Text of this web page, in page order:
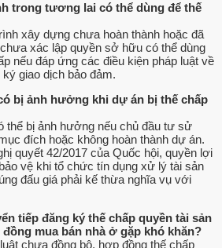
trong tương lai có thể dùng để thế
xây dựng chưa hoàn thành hoặc đã
xác lập quyền sở hữu có thể dùng
nếu đáp ứng các điều kiện pháp luật về
giao dịch bảo đảm.
bị ảnh hưởng khi dự án bị thế chấp
thể bị ảnh hưởng nếu chủ đầu tư sử
đích hoặc không hoàn thành dự án.
quyết 42/2017 của Quốc hội, quyền lợi
vệ khi tổ chức tín dụng xử lý tài sản
đấu giá phải kế thừa nghĩa vụ với
tiếp đăng ký thế chấp quyền tài sản
mua bán nhà ở gặp khó khăn?
chưa đồng bộ, hợp đồng thế chấp